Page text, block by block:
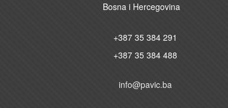
Bosna i Hercegovina
+387 35 384 291
+387 35 384 488
info@pavic.ba